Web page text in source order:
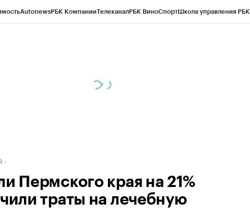
AutonewsРБК КомпанииТелеканалРБК ВиноСпортШкола управления РБК
Пермского края на 21%
траты на лечебную